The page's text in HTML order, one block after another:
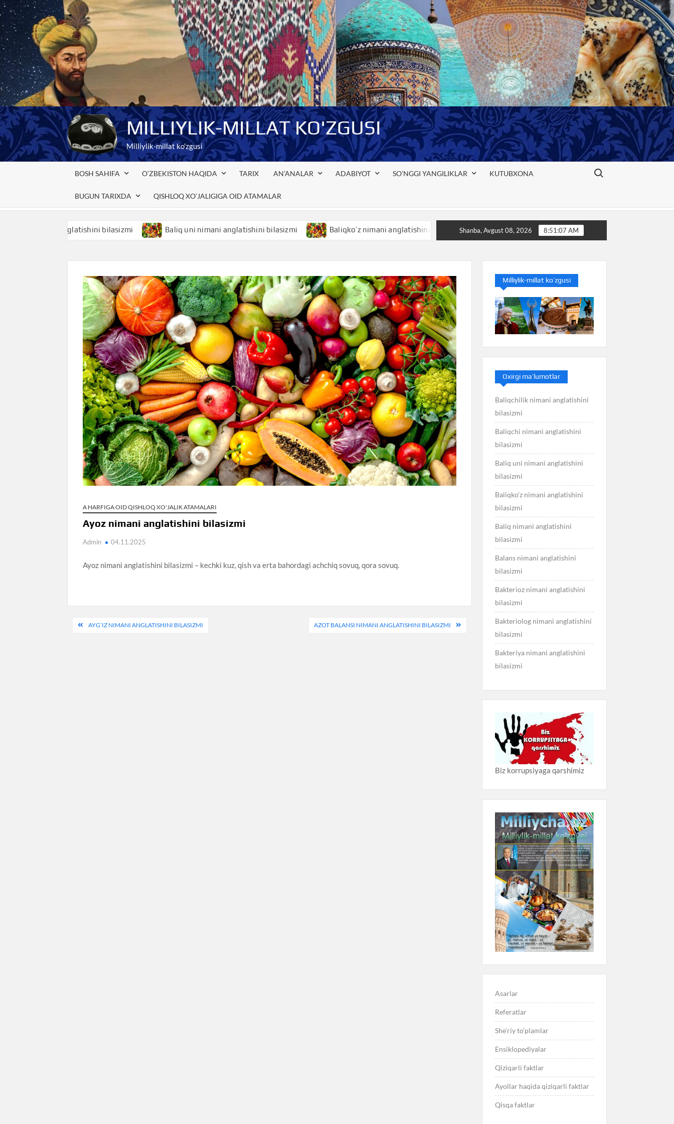
Skip
to
content
MILLIYLIK-MILLAT KO'ZGUSI
Milliylik-millat ko'zgusi
BOSH SAHIFA O’ZBEKISTON HAQIDA TARIX AN’ANALAR ADABIYOT SO’NGGI YANGILIKLAR KUTUBXONA
BUGUN TARIXDA QISHLOQ XO’JALIGIGA OID ATAMALAR
Search for:
anglatishini bilasizmi Baliq uni nimani anglatishini bilasizmi Baliqko’z nimani anglatishini bilasizmi Baliq nimani anglatishini bilasizmi
Shanba, Avgust 08, 2026 8:51:08 AM
A HARFIGA OID QISHLOQ XO'JALIK ATAMALARI
Ayoz nimani anglatishini bilasizmi
Admin 04.11.2025
Ayoz nimani anglatishini bilasizmi – kechki kuz, qish va erta bahordagi achchiq sovuq, qora sovuq.
PostAYG’IZ NIMANI ANGLATISHINI BILASIZMI AZOT BALANSI NIMANI ANGLATISHINI BILASIZMI
Milliylik-millat ko’zgusi
Oxirgi ma’lumotlar
Baliqchilik nimani anglatishini
bilasizmi
Baliqchi nimani anglatishini
bilasizmi
Baliq uni nimani anglatishini
bilasizmi
Baliqko’z nimani anglatishini
bilasizmi
Baliq nimani anglatishini
bilasizmi
Balans nimani anglatishini
bilasizmi
Bakterioz nimani anglatishini
bilasizmi
Bakteriolog nimani anglatishini
bilasizmi
Bakteriya nimani anglatishini
bilasizmi
Biz korrupsiyaga qarshimiz
Asarlar
Referatlar
She’riy to’plamlar
Ensiklopediyalar
Qiziqarli faktlar
Ayollar haqida qiziqarli faktlar
Qisqa faktlar